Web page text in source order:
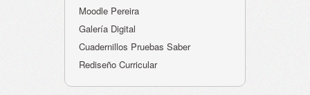
Moodle Pereira
Galería Digital
Cuadernillos Pruebas Saber
Rediseño Curricular